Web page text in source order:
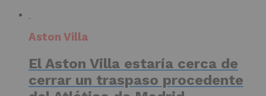
Aston Villa
El Aston Villa estaría cerca de
cerrar un traspaso procedente